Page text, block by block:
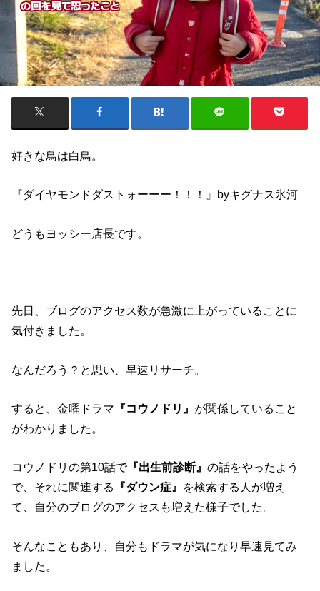
好きな鳥は白鳥。
『ダイヤモンドダストォーーー！！！』byキグナス氷河
どうもヨッシー店長です。
先日、ブログのアクセス数が急激に上がっていることに
気付きました。
なんだろう？と思い、早速リサーチ。
すると、金曜ドラマ 『コウノドリ』 が関係していること
がわかりました。
コウノドリの第10話で『出生前診断』の話をやったよう
で、それに関連する
『ダウン症』 を検索する人が増え
て、自分のブログのアクセスも増えた様子でした。
そんなこともあり、自分もドラマが気になり早速見てみ
ました。